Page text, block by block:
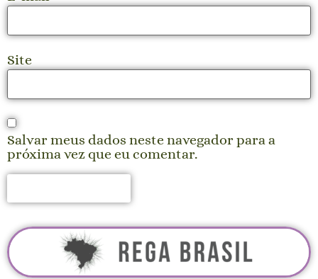
Site
Salvar meus dados neste navegador para a
próxima vez que eu comentar.